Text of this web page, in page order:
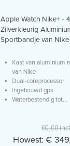
Apple Watch Nike+ -
Zilverkleurig
Sportbandje van Nike
Kast van aluminium
van Nike
Dual-coreprocessor
Ingebouwd gps
Waterbestendig tot...
€0,00
Howest: €